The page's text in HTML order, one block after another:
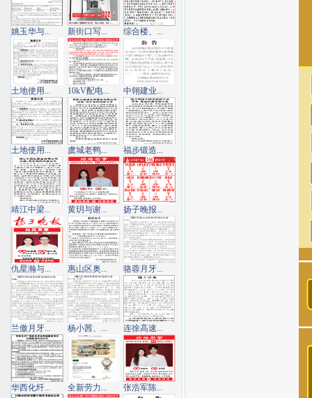
姚玉华与... 新街口写... 综合楼、...
土地使用... 10kV配电... 中翎建业...
土地使用... 虞城老鸭... 福步锻造...
靖江中梁... 黄玥与谢... 扬子晚报...
仇星瀚与... 惠山区奥... 骆蓉月牙...
兰傲月牙... 杨小茜、... 连徐高速...
华西化纤... 全新劳力... 张浩军陈...